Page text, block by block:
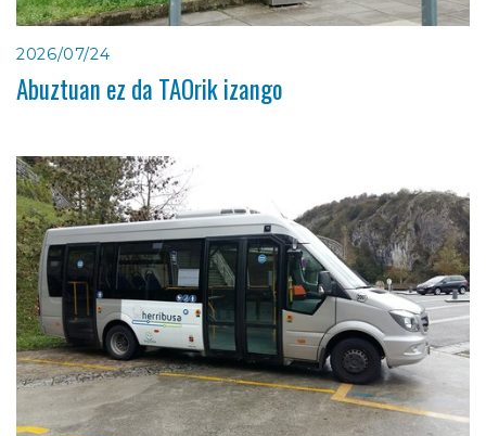
2026/07/24
Abuztuan ez da TAOrik izango